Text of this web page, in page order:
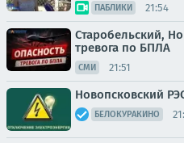
ПАБЛИКИ 21:54
Старобельский,
тревога по БПЛА
СМИ 21:51
Новопсковский
БЕЛОКУРАКИНО